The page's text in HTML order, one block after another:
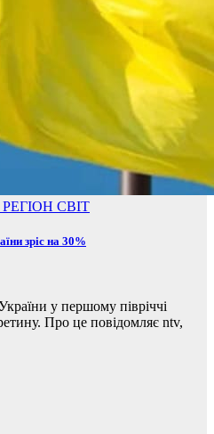
РЕГІОН СВІТ
зріс на 30%
у першому півріччі
Про це повідомляє ntv,